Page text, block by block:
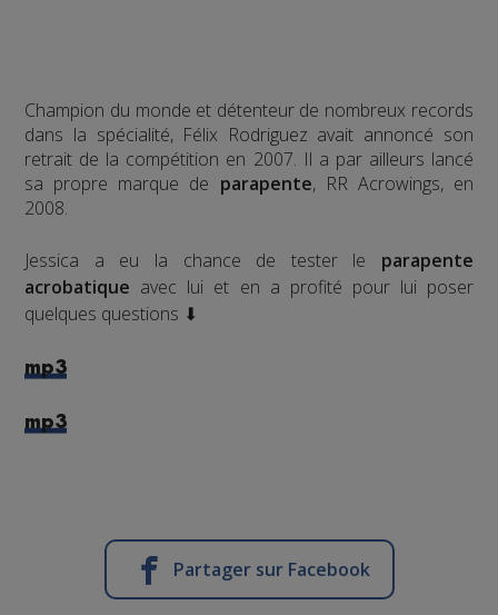
Champion du monde et détenteur de nombreux records
dans la spécialité, Félix Rodriguez avait annoncé son
retrait de la compétition en 2007. Il a par ailleurs lancé
sa propre marque de parapente, RR Acrowings, en
2008.
Jessica a eu la chance de tester le parapente
acrobatique avec lui et en a profité pour lui poser
quelques questions ⬇
mp3
mp3
Partager sur Facebook